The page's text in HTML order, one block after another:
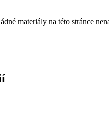
materiály na této stránce